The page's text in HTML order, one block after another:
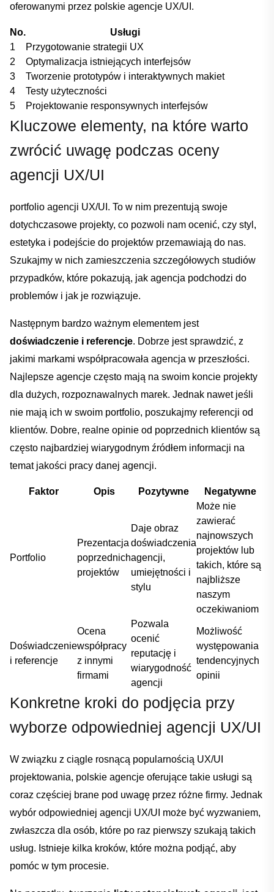
oferowanymi przez⁣ polskie ⁣agencje UX/UI.
No.
Usługi
1
Przygotowanie strategii ‌UX
2
Optymalizacja istniejących ⁢interfejsów
3
Tworzenie ‌prototypów⁤ i interaktywnych makiet
4
Testy użyteczności
5
Projektowanie responsywnych interfejsów
Kluczowe elementy, na które warto‍
zwrócić uwagę podczas oceny⁣
agencji UX/UI
portfolio agencji UX/UI. To ​w nim prezentują swoje
dotychczasowe projekty, co ⁣pozwoli nam ocenić, czy ⁤styl,
estetyka i ⁤podejście do⁤ projektów⁤ przemawiają do ⁣nas.
Szukajmy w nich zamieszczenia‍ szczegółowych studiów
⁤przypadków, które pokazują, jak agencja podchodzi do⁣
problemów ‌i jak⁢ je rozwiązuje.
Następnym bardzo ważnym elementem jest ⁣
doświadczenie i referencje. Dobrze jest sprawdzić, z
jakimi markami współpracowała agencja⁢ w ⁤przeszłości.‌
Najlepsze ⁣agencje⁢ często mają na swoim koncie projekty
dla‌ dużych,‍ rozpoznawalnych marek.‍ Jednak nawet jeśli
nie mają ich w​ swoim portfolio, poszukajmy referencji od
klientów. Dobre, realne opinie od poprzednich klientów są
często najbardziej wiarygodnym źródłem informacji na⁤
temat jakości pracy danej‌ agencji.
Faktor Opis Pozytywne Negatywne
Portfolio
Prezentacja⁣
poprzednich
projektów
Daje obraz
‌doświadczenia
​agencji,
umiejętności ‍i
stylu
Może ⁤nie
zawierać
najnowszych
projektów lub
takich, które⁤ są
najbliższe ​
naszym
oczekiwaniom
Doświadczenie
i referencje
Ocena
współpracy
z innymi
⁣firmami
Pozwala
ocenić
reputację i
wiarygodność‍
agencji
Możliwość
występowania⁢
tendencyjnych
opinii
Konkretne kroki do podjęcia przy
wyborze odpowiedniej agencji ⁣UX/UI
W‍ związku z ciągle rosnącą popularnością UX/UI
projektowania,‍ polskie agencje oferujące takie usługi‍ są
coraz częściej brane​ pod uwagę przez różne firmy. Jednak
wybór odpowiedniej agencji UX/UI może być wyzwaniem,
zwłaszcza dla osób, które po raz ⁢pierwszy szukają⁢ takich
usług. Istnieje kilka kroków, które ⁣można podjąć, ‌aby
pomóc‌ w ‍tym procesie.
Dodano do koszyka